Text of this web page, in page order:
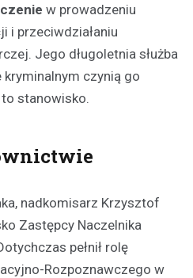
w prowadzeniu
i przeciwdziałaniu
Jego długoletnia służba
czynią go
stanowisko.
nadkomisarz Krzysztof
Zastępcy Naczelnika
pełnił rolę
Rozpoznawczego w